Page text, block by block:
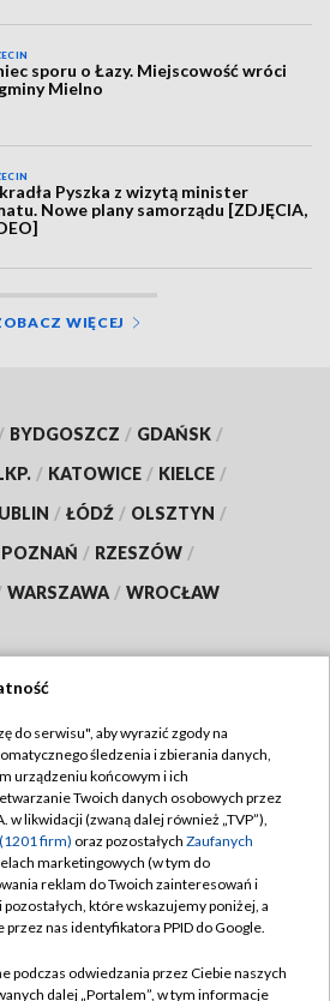
sporu o Łazy. Miejscowość wróci
Mielno
Pyszka z wizytą minister
Nowe plany samorządu [ZDJĘCIA,
WIĘCEJ
/ BYDGOSZCZ / GDAŃSK /
/ KATOWICE / KIELCE /
/ ŁÓDŹ / OLSZTYN /
POZNAŃ / RZESZÓW /
WARSZAWA / WROCŁAW
TVP
Cyfrowa
Regulamin TVP
prywatności
Moje zgody
Pomoc
do serwisu", aby wyrazić zgody na
śledzenia i zbierania danych,
urządzeniu końcowym i ich
Twoich danych osobowych przez
w likwidacji (zwaną dalej również „TVP”),
firm) oraz pozostałych Zaufanych
marketingowych (w tym do
reklam do Twoich zainteresowań i
które wskazujemy poniżej, a
nas identyfikatora PPID do Google.
podczas odwiedzania przez Ciebie naszych
dalej „Portalem”, w tym informacje